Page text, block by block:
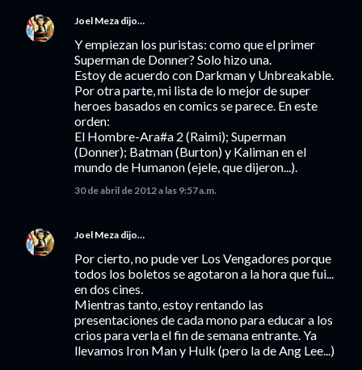
Joel Meza dijo…
Y empiezan los puristas: como que el primer
Superman de Donner? Solo hizo una.
Estoy de acuerdo con Darkman y Unbreakable.
Por otra parte, mi lista de lo mejor de super
heroes basados en comics se parece. En este
orden:
El Hombre-Ara#a 2 (Raimi); Superman
(Donner); Batman (Burton) y Kaliman en el
mundo de Humanon (ejele, que dijeron...).
30 de abril de 2012 a las 9:57 a.m.
Joel Meza dijo…
Por cierto, no pude ver Los Vengadores porque
todos los boletos se agotaron a la hora que fui...
en dos cines.
Mientras tanto, estoy rentando las
presentaciones de cada mono para educar a los
crios para verla el fin de semana entrante. Ya
llevamos Iron Man y Hulk (pero la de Ang Lee...)